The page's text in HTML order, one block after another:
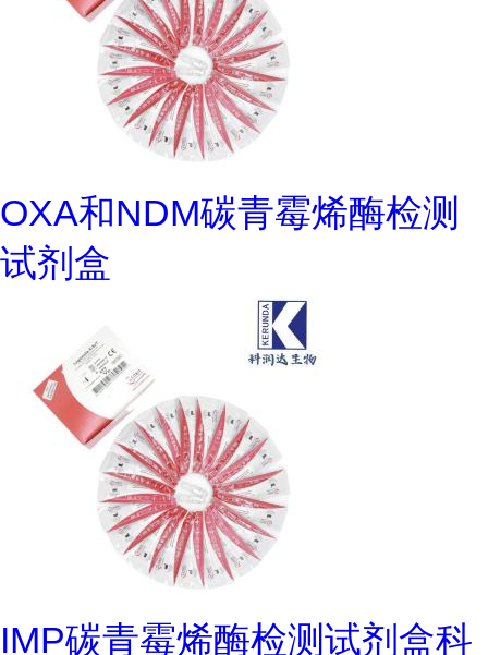
OXA和NDM碳青霉烯酶检测
试剂盒
IMP碳青霉烯酶检测试剂盒科